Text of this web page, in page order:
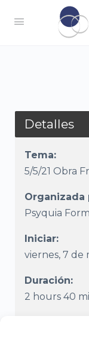
Detalles
Tema:
5/5/21 Obra
Organizada
Psyquia
Iniciar:
viernes, 7 de
Duración:
2 hours 40